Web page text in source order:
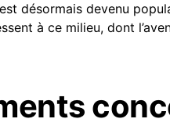
désormais devenu
à ce milieu, dont